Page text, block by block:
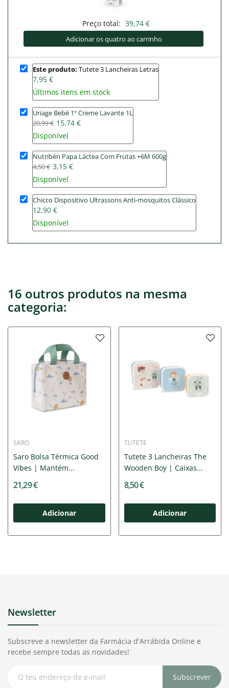
Preço total: 39,74 €
Adicionar os quatro ao carrinho
Este produto: Tutete 3 Lancheiras Letras
7,95 €
Últimos itens em stock
Uriage Bebé 1º Creme Lavante 1L
20,99 € 15,74 €
Disponível
Nutribén Papa Láctea Com Frutas +6M 600g
4,50 € 3,15 €
Disponível
Chicco Dispositivo Ultrassons Anti-mosquitos Clássico
12,90 €
Disponível
16 outros produtos na mesma
categoria:
SARO
Saro Bolsa Térmica Good
Vibes | Mantém...
21,29 €
Adicionar
TUTETE
Tutete 3 Lancheiras The
Wooden Boy | Caixas...
8,50 €
Adicionar
Newsletter
Subscreve a newsletter da Farmácia d'Arrábida Online e
recebe sempre todas as novidades!
Subscrever